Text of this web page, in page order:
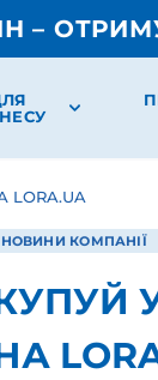
–
НОВИНИ КОМПАНІЇ